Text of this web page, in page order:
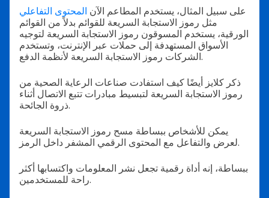
على سبيل المثال، يستخدم المطاعم الآن المحتوى التفاعلي
مثل رموز الاستجابة السريعة للقوائم بدلاً من القوائم
الورقية، يستخدم المسوقون رموز الاستجابة السريعة لتوجيه
الأسواق المستهدفة إلى حملات عبر الإنترنت، وتستخدم
الشركات رموز الاستجابة السريعة لأنظمة الدفع.
ذكر كلايز أيضًا كيف استفادت صناعات الرعاية الصحية من
رموز الاستجابة السريعة لتبسيط مبادرات تتبع الاتصال أثناء
ذروة الجائحة.
يمكن للأشخاص ببساطة مسح رموز الاستجابة السريعة
لعرض والتفاعل مع المحتوى الرقمي المشفر داخل الرمز.
ببساطة، إنه أداة رقمية تجعل نشر المعلومات واكتسابها أكثر
راحة للمستخدمين.